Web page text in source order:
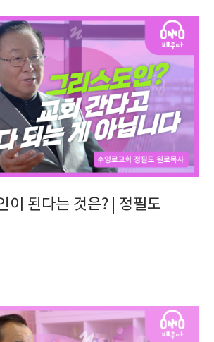
이 된다는 것은? | 정필도